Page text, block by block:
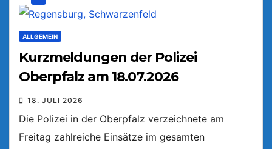
ALLGEMEIN
Kurzmeldungen der Polizei
Oberpfalz am 18.07.2026
18. JULI 2026
Die Polizei in der Oberpfalz verzeichnete am
Freitag zahlreiche Einsätze im gesamten